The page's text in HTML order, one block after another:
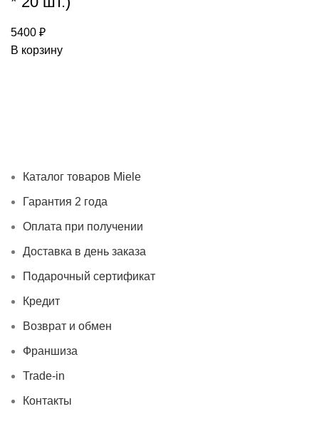
5400 ₽
В корзину
Каталог товаров Miele
Гарантия 2 года
Оплата при получении
Доставка в день заказа
Подарочный сертификат
Кредит
Возврат и обмен
Франшиза
Trade-in
Контакты